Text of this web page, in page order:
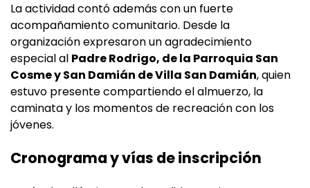
La actividad contó además con un fuerte
acompañamiento comunitario. Desde la
organización expresaron un agradecimiento
especial al Padre Rodrigo, de la Parroquia San
Cosme y San Damián de Villa San Damián, quien
estuvo presente compartiendo el almuerzo, la
caminata y los momentos de recreación con los
jóvenes.
Cronograma y vías de inscripción